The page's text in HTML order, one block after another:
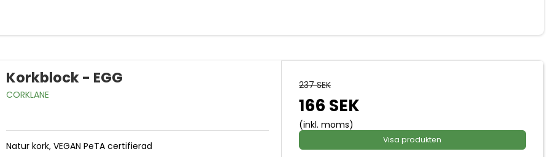
Korkblock - EGG
CORKLANE
Natur kork, VEGAN PeTA certifierad
237 SEK
166 SEK
(inkl. moms)
Visa produkten